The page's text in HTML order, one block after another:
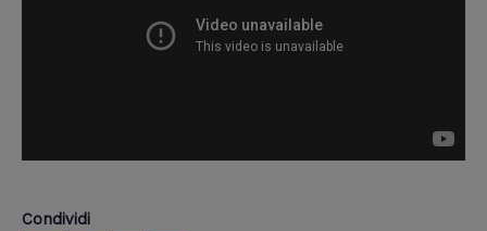
Condividi